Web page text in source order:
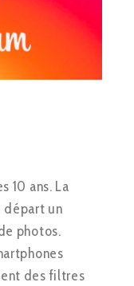
10 ans. La
départ un
photos.
des filtres